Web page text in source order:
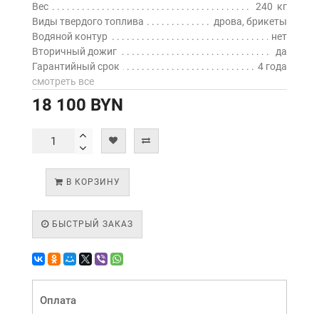
Вес
240 кг
Виды твердого топлива
дрова, брикеты
Водяной контур
нет
Вторичный дожиг
да
Гарантийный срок
4 года
смотреть все
18 100 BYN
В КОРЗИНУ
БЫСТРЫЙ ЗАКАЗ
Оплата